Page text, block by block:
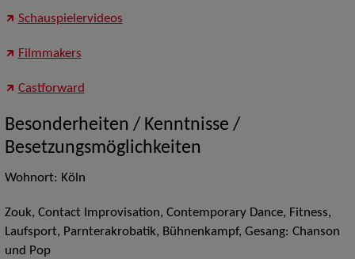
Schauspielervideos
Filmmakers
Castforward
Besonderheiten / Kenntnisse /
Besetzungsmöglichkeiten
Wohnort: Köln
Zouk, Contact Improvisation, Contemporary Dance, Fitness,
Laufsport, Parnterakrobatik, Bühnenkampf, Gesang: Chanson
und Pop